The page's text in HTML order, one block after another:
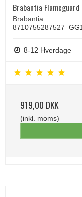
Brabantia
Brabantia
8710755287527_GG1
8-12 Hverdage
919,00 DKK
(inkl. moms)